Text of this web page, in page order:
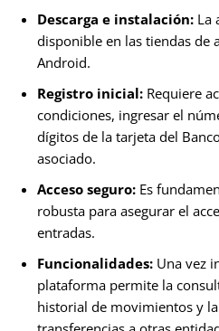
Descarga e instalación: La
disponible en las tiendas de
Android.
Registro inicial: Requiere
condiciones, ingresar el
dígitos de la tarjeta del
asociado.
Acceso seguro: Es
robusta para asegurar el
entradas.
Funcionalidades: Una vez
plataforma permite la
historial de movimientos y